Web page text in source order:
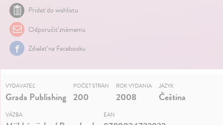
Pridať do wishlistu
Odporučiť známemu
Zdielať na Facebooku
VYDAVATEĽ
Grada Publishing
POČET STRÁN
200
ROK VYDANIA
2008
JAZYK
Čeština
VÄZBA EAN